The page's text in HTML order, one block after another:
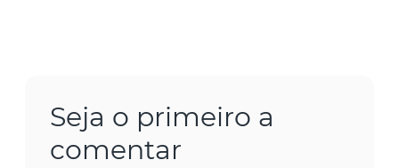
Seja o primeiro a
comentar